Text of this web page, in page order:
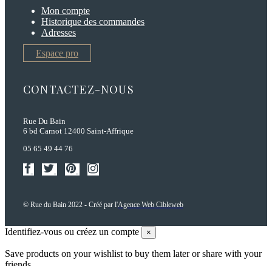
Mon compte
Historique des commandes
Adresses
Espace pro
CONTACTEZ-NOUS
Rue Du Bain
6 bd Carnot 12400 Saint-Affrique
05 65 49 44 76
© Rue du Bain 2022 - Créé par l'Agence Web Cibleweb
Identifiez-vous ou créez un compte ×
Save products on your wishlist to buy them later or share with your